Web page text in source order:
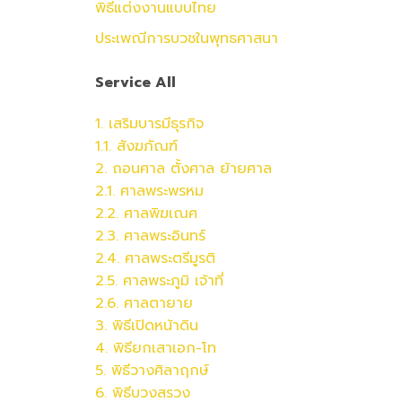
พิธีแต่งงานแบบไทย
ประเพณีการบวชในพุทธศาสนา
Service All
1. เสริมบารมีธุรกิจ
1.1. สังฆภัณฑ์
2. ถอนศาล ตั้งศาล ย้ายศาล
2.1. ศาลพระพรหม
2.2. ศาลพิฆเณศ
2.3. ศาลพระอินทร์
2.4. ศาลพระตรีมูรติ
2.5. ศาลพระภูมิ เจ้าที่
2.6. ศาลตายาย
3. พิธีเปิดหน้าดิน
4. พิธียกเสาเอก-โท
5. พิธีวางศิลาฤกษ์
6. พิธีบวงสรวง